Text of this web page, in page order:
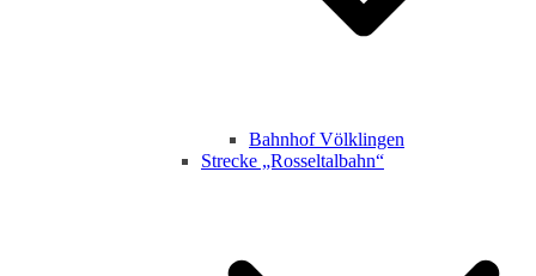
Bahnhof Völklingen
Strecke „Rosseltalbahn“